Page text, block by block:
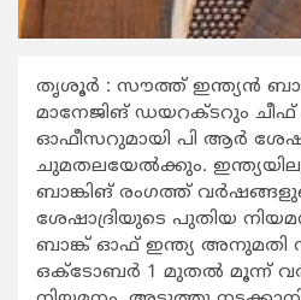
തൃശൂർ : സൗത്ത് ഇന്ത്യന്‍
മാനേജിങ് ഡയറക്ടറും ചീഫ്
ഓഫീസറുമായി പി ആര്‍
ചുമതലയേല്‍ക്കും.
ബാങ്കിങ് രംഗത്ത്
ശേഷാദ്രിയുടെ പുതിയ
ബാങ്ക് ഓഫ് ഇന്ത്യ അനുമതി
ഒക്ടോബര്‍ 1 മുതല്‍ മൂന്ന്